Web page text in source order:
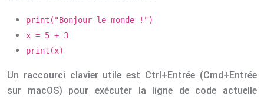
print("Bonjour le monde !")
x = 5 + 3
print(x)
Un raccourci clavier utile est Ctrl+Entrée (Cmd+Entrée
sur macOS) pour exécuter la ligne de code actuelle